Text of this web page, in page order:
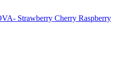
Strawberry Cherry Raspberry